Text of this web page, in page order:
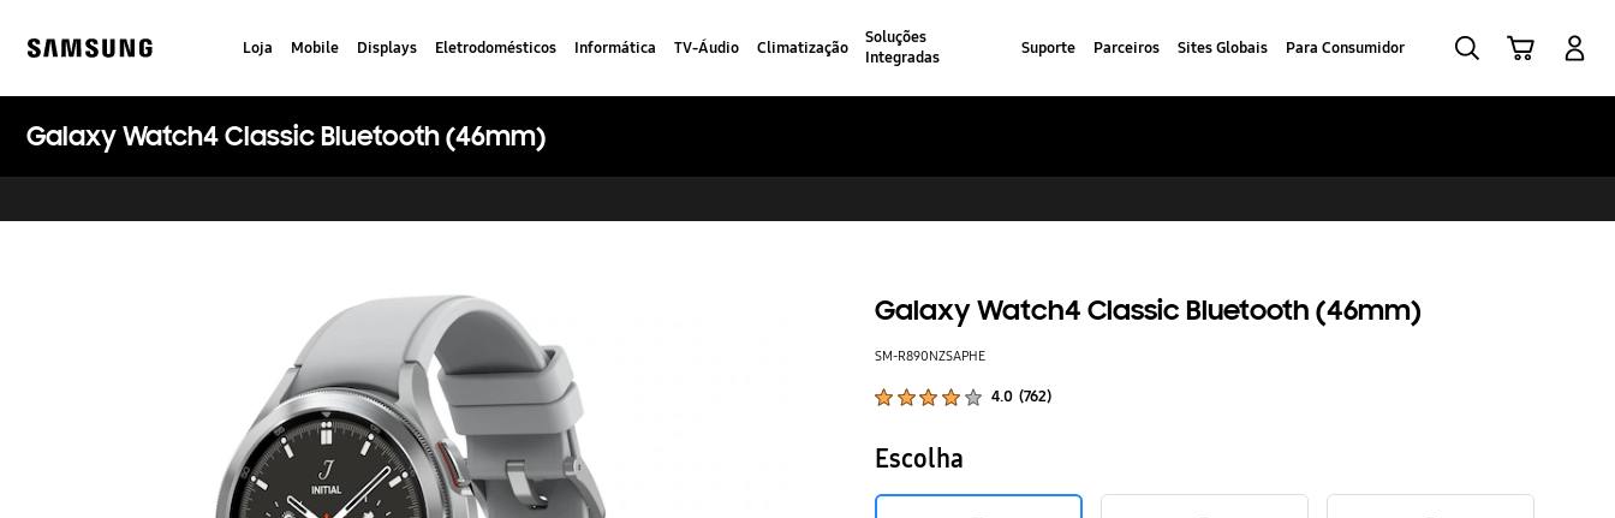
content
Loja Mobile Displays Eletrodomésticos Informática TV-Áudio Climatização
Soluções
Integradas
Suporte Parceiros Sites Globais Para Consumidor
Galaxy Watch4 Classic Bluetooth (46mm)
Galaxy Watch4 Classic Bluetooth (46mm)
SM-R890NZSAPHE
4.0 (762)
Escolha